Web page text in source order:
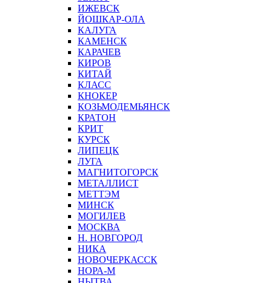
ИЖЕВСК
ЙОШКАР-ОЛА
КАЛУГА
КАМЕНСК
КАРАЧЕВ
КИРОВ
КИТАЙ
КЛАСС
КНОКЕР
КОЗЬМОДЕМЬЯНСК
КРАТОН
КРИТ
КУРСК
ЛИПЕЦК
ЛУГА
МАГНИТОГОРСК
МЕТАЛЛИСТ
МЕТТЭМ
МИНСК
МОГИЛЕВ
МОСКВА
Н. НОВГОРОД
НИКА
НОВОЧЕРКАССК
НОРА-М